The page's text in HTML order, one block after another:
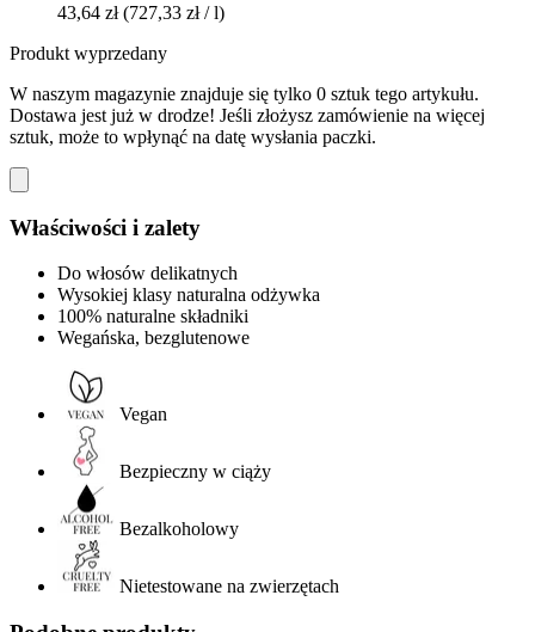
43,64 zł(727,33 zł / l)
Produkt wyprzedany
W naszym magazynie znajduje się tylko 0 sztuk tego artykułu.
Dostawa jest już w drodze! Jeśli złożysz zamówienie na więcej
sztuk, może to wpłynąć na datę wysłania paczki.
Właściwości i zalety
Do włosów delikatnych
Wysokiej klasy naturalna odżywka
100% naturalne składniki
Wegańska, bezglutenowe
Vegan
Bezpieczny w ciąży
Bezalkoholowy
Nietestowane na zwierzętach